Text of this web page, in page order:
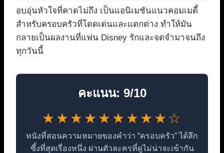
อบอุ่นหัวใจที่คาดไม่ถึง เป็นแอนิเมชันแนวคอมเมดี้
สำหรับครอบครัวที่โดดเด่นและแตกต่าง ทำให้มัน
กลายเป็นผลงานที่แฟน Disney รักและจดจำมาจนถึง
ทุกวันนี้
คะแนน: 9/10
★★★★★★★★★☆
หนังที่สอนความหมายของคำว่า “ครอบครัว” ได้ลึก
ซึ้งที่สุดเรื่องหนึ่ง ผ่านตัวละครที่ดูไม่น่าจะเข้ากัน